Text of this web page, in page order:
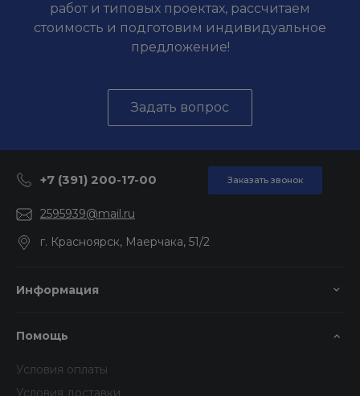
работ и типовых проектах, рассчитаем
стоимость и подготовим индивидуальное
предложение!
Задать вопрос
+7 (391) 200-17-00 Заказать звонок
2595939@mail.ru
г. Красноярск, Маерчака, 51/2
Информация
Помощь
Условия оплаты
Условия доставки